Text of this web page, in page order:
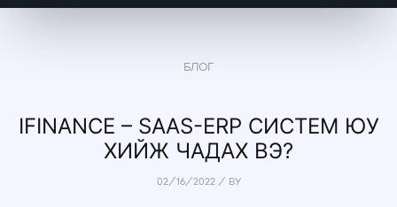
БЛОГ
IFINANCE – SAAS-ERP СИСТЕМ ЮУ
ХИЙЖ ЧАДАХ ВЭ?
02/16/2022/ BY